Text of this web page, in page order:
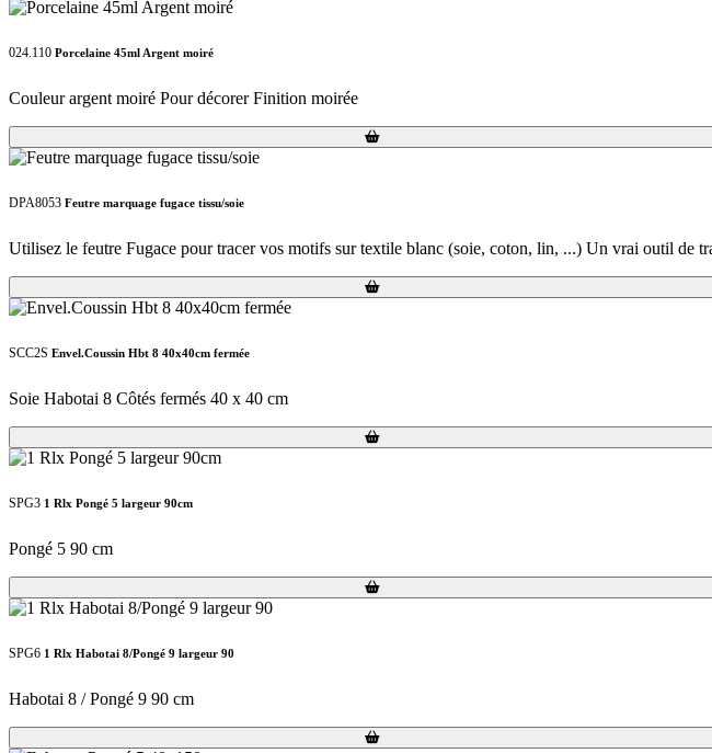
024.110 Porcelaine 45ml Argent moiré
Couleur argent moiré Pour décorer Finition moirée
Loading...
Loading...
DPA8053 Feutre marquage fugace tissu/soie
Utilisez le feutre Fugace pour tracer vos motifs sur textile blanc (soie, coton, lin, ...) Un vrai outil de
Loading...
Loading...
SCC2S Envel.Coussin Hbt 8 40x40cm fermée
Soie Habotai 8 Côtés fermés 40 x 40 cm
Loading...
Loading...
SPG3 1 Rlx Pongé 5 largeur 90cm
Pongé 5 90 cm
Loading...
Loading...
SPG6 1 Rlx Habotai 8/Pongé 9 largeur 90
Habotai 8 / Pongé 9 90 cm
Loading...
Loading...